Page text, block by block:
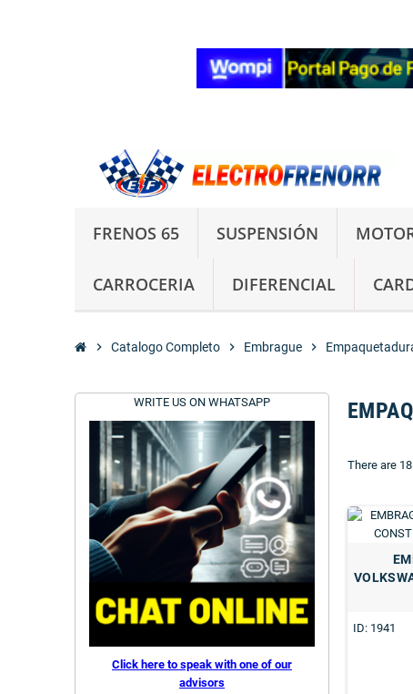
FRENOS 65 SUSPENSIÓN
CARROCERIA DIFERENCIAL
chevron_right Catalogo Completo chevron_right Embrague chevron_right
WRITE US ON WHATSAPP
Click here to speak with one of our
advisors
There are
ID: 1941